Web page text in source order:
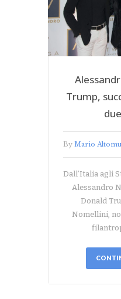
Trump,
By Mario
Dall’Italia agli
Alessandro
Donald
Nomellini,